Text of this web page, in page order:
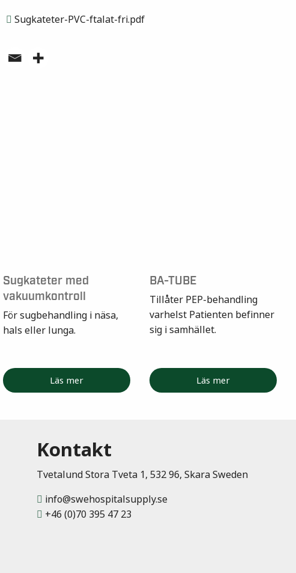
Sugkateter-PVC-ftalat-fri.pdf
Sugkateter med
vakuumkontroll
För sugbehandling i näsa,
hals eller lunga.
Läs mer
BA-TUBE
Tillåter PEP-behandling
varhelst Patienten befinner
sig i samhället.
Läs mer
Kontakt
Tvetalund Stora Tveta 1, 532 96, Skara Sweden
info@swehospitalsupply.se
+46 (0)70 395 47 23